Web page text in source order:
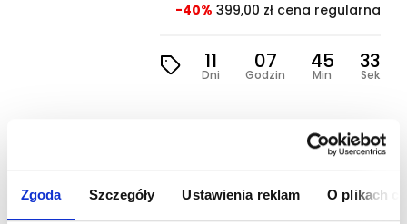
Zgoda Szczegóły Ustawienia reklam O plikach
-40% 399,00 zł cena regularna
11
Dni
07
Godzin
45
Min
31
Sek